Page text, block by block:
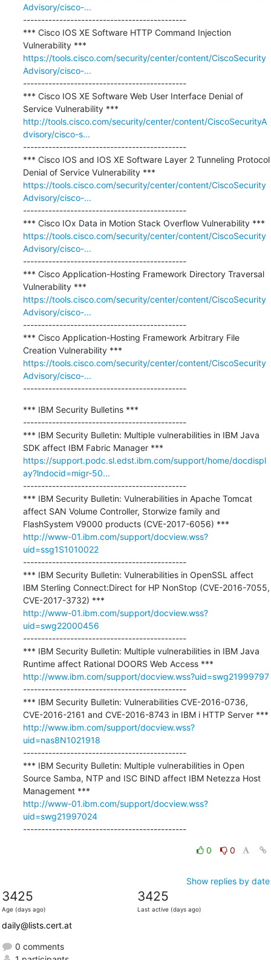
Advisory/cisco-...
---------------------------------------------
*** Cisco IOS XE Software HTTP Command Injection
https://tools.cisco.com/security/center/content/CiscoSecurity
Advisory/cisco-...
---------------------------------------------
*** Cisco IOS XE Software Web User Interface Denial of
http://tools.cisco.com/security/center/content/CiscoSecurityA
dvisory/cisco-s...
---------------------------------------------
*** Cisco IOS and IOS XE Software Layer 2 Tunneling Protocol
https://tools.cisco.com/security/center/content/CiscoSecurity
Advisory/cisco-...
---------------------------------------------
https://tools.cisco.com/security/center/content/CiscoSecurity
Advisory/cisco-...
---------------------------------------------
*** Cisco Application-Hosting Framework Directory Traversal
https://tools.cisco.com/security/center/content/CiscoSecurity
Advisory/cisco-...
---------------------------------------------
*** Cisco Application-Hosting Framework Arbitrary File
https://tools.cisco.com/security/center/content/CiscoSecurity
Advisory/cisco-...
---------------------------------------------
*** IBM Security Bulletins ***
---------------------------------------------
*** IBM Security Bulletin: Multiple vulnerabilities in IBM Java
https://support.podc.sl.edst.ibm.com/support/home/docdispl
ay?lndocid=migr-50...
---------------------------------------------
*** IBM Security Bulletin: Vulnerabilities in Apache Tomcat
affect SAN Volume Controller, Storwize family and
http://www-01.ibm.com/support/docview.wss?
uid=ssg1S1010022
---------------------------------------------
*** IBM Security Bulletin: Vulnerabilities in OpenSSL affect
IBM Sterling Connect:Direct for HP NonStop (CVE-2016-7055,
http://www-01.ibm.com/support/docview.wss?
uid=swg22000456
---------------------------------------------
*** IBM Security Bulletin: Multiple vulnerabilities in IBM Java
http://www.ibm.com/support/docview.wss?uid=swg21999797
---------------------------------------------
*** IBM Security Bulletin: Vulnerabilities CVE-2016-0736,
http://www.ibm.com/support/docview.wss?
uid=nas8N1021918
---------------------------------------------
*** IBM Security Bulletin: Multiple vulnerabilities in Open
Source Samba, NTP and ISC BIND affect IBM Netezza Host
http://www-01.ibm.com/support/docview.wss?
uid=swg21997024
---------------------------------------------
0 0
Show replies by date
3425
Age (days ago)
3425
Last active (days ago)
daily@lists.cert.at
0 comments